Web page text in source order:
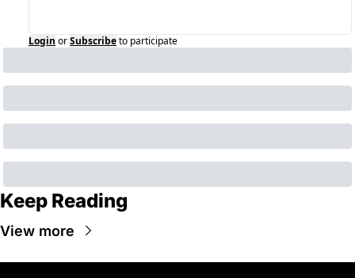
Login orSubscribeto participate
Keep Reading
View more